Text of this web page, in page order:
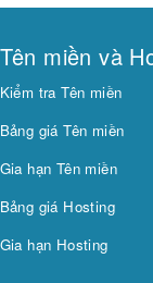
Tên miền và
Kiểm tra Tên miền
Bảng giá Tên miền
Gia hạn Tên miền
Bảng giá Hosting
Gia hạn Hosting